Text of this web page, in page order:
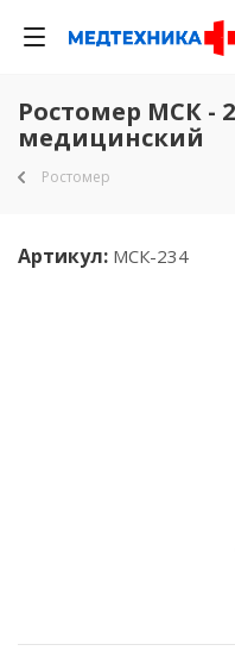
Ростомер МСК -
медицинский
Ростомер
Артикул: МСК-234